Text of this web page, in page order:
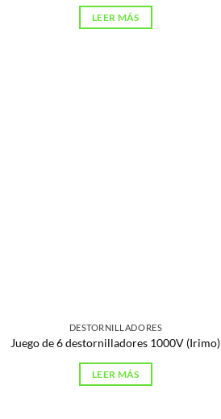
LEER MÁS
DESTORNILLADORES
Juego de 6 destornilladores 1000V (Irimo)
LEER MÁS